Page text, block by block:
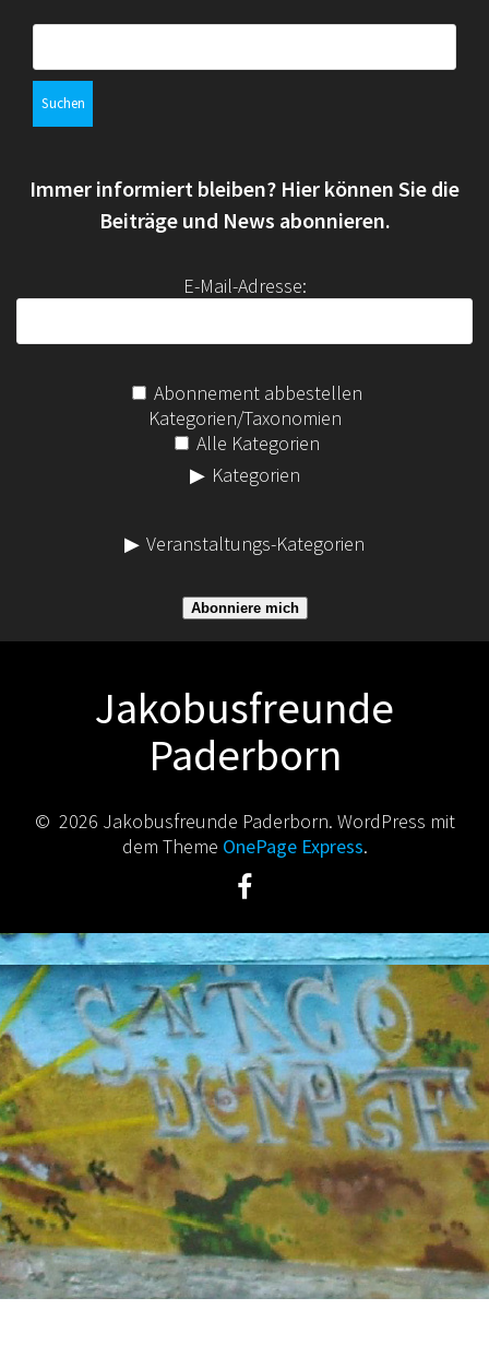
n
a
:
Immer informiert bleiben? Hier können Sie die
Beiträge und News abonnieren.
E-Mail-Adresse:
Abonnement abbestellen
Kategorien/Taxonomien
Alle Kategorien
Kategorien
Veranstaltungs-Kategorien
Abonniere mich
Jakobusfreunde
Paderborn
© 2026 Jakobusfreunde Paderborn. WordPress mit
dem Theme OnePage Express.